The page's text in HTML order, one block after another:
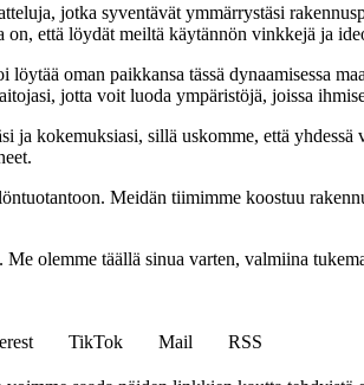
jotka syventävät ymmärrystäsi
että löydät meiltä käytännön vinkkejä ja
oman paikkansa tässä dynaamisessa
jotta voit luoda ympäristöjä, joissa
ja kokemuksiasi, sillä uskomme, että
Meidän tiimimme koostuu
olemme täällä sinua varten, valmiina
TikTok Mail
RSS